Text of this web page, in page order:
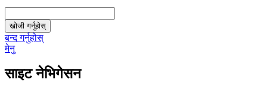
खोजी गर्नुहोस्
बन्द गर्नुहोस्
मेनु
साइट नेभिगेसन